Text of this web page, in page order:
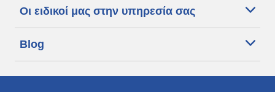
Οι ειδικοί μας στην υπηρεσία σας
Blog